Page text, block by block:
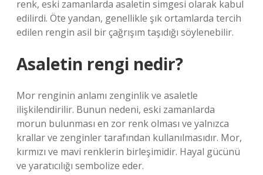
renk, eski zamanlarda asaletin simgesi olarak kabul
edilirdi. Öte yandan, genellikle şık ortamlarda tercih
edilen rengin asil bir çağrışım taşıdığı söylenebilir.
Asaletin rengi nedir?
Mor renginin anlamı zenginlik ve asaletle
ilişkilendirilir. Bunun nedeni, eski zamanlarda
morun bulunması en zor renk olması ve yalnızca
krallar ve zenginler tarafından kullanılmasıdır. Mor,
kırmızı ve mavi renklerin birleşimidir. Hayal gücünü
ve yaratıcılığı sembolize eder.